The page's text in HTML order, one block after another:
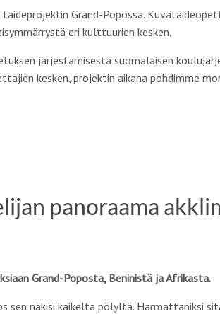
Grand-Popossa.
eri kulttuurien kesken.
järjestämisestä suomalaisen
kesken, projektin aikana pohdimme
panoraama
Grand-Poposta, Beninistä ja Afrikasta.
sen näkisi kaikelta pölyltä. Harmattaniksi